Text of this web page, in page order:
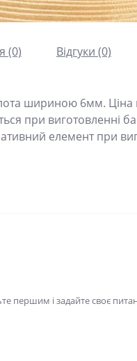
(0) Відгуки (0)
шириною 6мм. Ціна
при виготовленні
елемент при
першим і задайте своє